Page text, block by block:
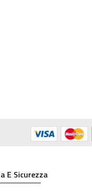
E Sicurezza